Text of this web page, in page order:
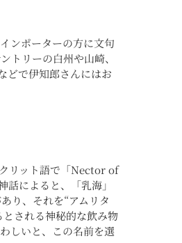
ンポーターの方に文句
トリーの白州や山崎、
どで伊知郎さんにはお
リット語で「Nector of
によると、「乳海」
り、それを“アムリタ
とされる神秘的な飲み物
しいと、この名前を選